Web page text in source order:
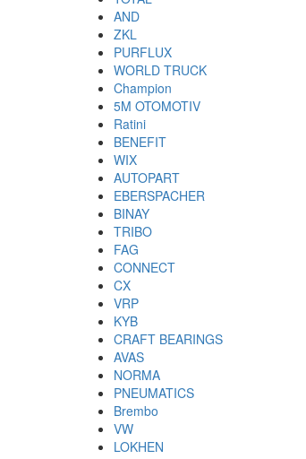
AND
ZKL
PURFLUX
WORLD TRUCK
Champion
5M OTOMOTIV
Ratini
BENEFIT
WIX
AUTOPART
EBERSPACHER
BINAY
TRIBO
FAG
CONNECT
CX
VRP
KYB
CRAFT BEARINGS
AVAS
NORMA
PNEUMATICS
Brembo
VW
LOKHEN